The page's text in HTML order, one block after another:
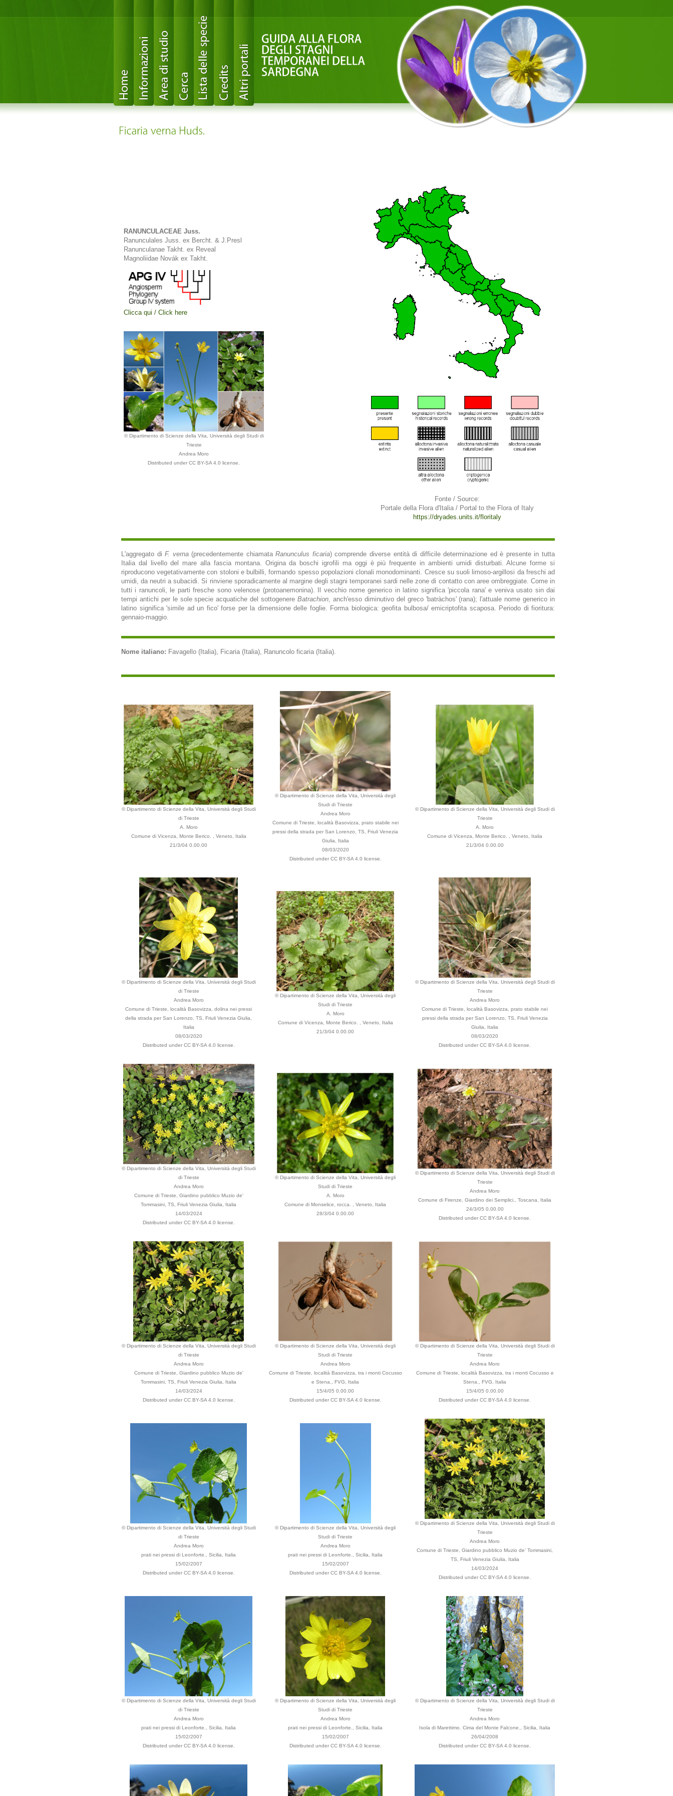
RANUNCULACEAE Juss.
Ranunculales Juss. ex Bercht. & J.Presl
Ranunculanae Takht. ex Reveal
Magnoliidae Novák ex Takht.
Clicca qui / Click here
© Dipartimento di Scienze della Vita, Università degli Studi di
Trieste
Andrea Moro
Distributed under CC BY-SA 4.0 license.
Fonte / Source:
Portale della Flora d'Italia / Portal to the Flora of Italy
https://dryades.units.it/floritaly
L'aggregato diF. verna(precedentemente chiamataRanunculus ficaria) comprende diverse entità di difficile determinazione ed è presente in tutta
Italia dal livello del mare alla fascia montana. Origina da boschi igrofili ma oggi è più frequente in ambienti umidi disturbati. Alcune forme si
riproducono vegetativamente con stoloni e bulbilli, formando spesso popolazioni clonali monodominanti. Cresce su suoli limoso-argillosi da freschi ad
umidi, da neutri a subacidi. Si rinviene sporadicamente al margine degli stagni temporanei sardi nelle zone di contatto con aree ombreggiate. Come in
tutti i ranuncoli, le parti fresche sono velenose (protoanemonina). Il vecchio nome generico in latino significa 'piccola rana' e veniva usato sin dai
tempi antichi per le sole specie acquatiche del sottogenereBatrachion, anch'esso diminutivo del greco 'batràchos' (rana); l'attuale nome generico in
latino significa 'simile ad un fico' forse per la dimensione delle foglie. Forma biologica: geofita bulbosa/ emicriptofita scaposa. Periodo di fioritura:
gennaio-maggio.
Nome italiano: Favagello (Italia), Ficaria (Italia), Ranuncolo ficaria (Italia).
© Dipartimento di Scienze della Vita, Università degli Studi
di Trieste
A. Moro
Comune di Vicenza, Monte Berico. , Veneto, Italia
21/3/04 0.00.00
© Dipartimento di Scienze della Vita, Università degli
Studi di Trieste
Andrea Moro
Comune di Trieste, località Basovizza, prato stabile nei
pressi della strada per San Lorenzo, TS, Friuli Venezia
Giulia, Italia
08/03/2020
Distributed under CC BY-SA 4.0 license.
© Dipartimento di Scienze della Vita, Università degli Studi di
Trieste
A. Moro
Comune di Vicenza, Monte Berico. , Veneto, Italia
21/3/04 0.00.00
© Dipartimento di Scienze della Vita, Università degli Studi
di Trieste
Andrea Moro
Comune di Trieste, località Basovizza, dolina nei pressi
della strada per San Lorenzo, TS, Friuli Venezia Giulia,
Italia
08/03/2020
Distributed under CC BY-SA 4.0 license.
© Dipartimento di Scienze della Vita, Università degli
Studi di Trieste
A. Moro
Comune di Vicenza, Monte Berico. , Veneto, Italia
21/3/04 0.00.00
© Dipartimento di Scienze della Vita, Università degli Studi di
Trieste
Andrea Moro
Comune di Trieste, località Basovizza, prato stabile nei
pressi della strada per San Lorenzo, TS, Friuli Venezia
Giulia, Italia
08/03/2020
Distributed under CC BY-SA 4.0 license.
© Dipartimento di Scienze della Vita, Università degli Studi
di Trieste
Andrea Moro
Comune di Trieste, Giardino pubblico Muzio de'
Tommasini, TS, Friuli Venezia Giulia, Italia
14/03/2024
Distributed under CC BY-SA 4.0 license.
© Dipartimento di Scienze della Vita, Università degli
Studi di Trieste
A. Moro
Comune di Monselice, rocca. , Veneto, Italia
28/3/04 0.00.00
© Dipartimento di Scienze della Vita, Università degli Studi di
Trieste
Andrea Moro
Comune di Firenze, Giardino dei Semplici., Toscana, Italia
24/3/05 0.00.00
Distributed under CC BY-SA 4.0 license.
© Dipartimento di Scienze della Vita, Università degli Studi
di Trieste
Andrea Moro
Comune di Trieste, Giardino pubblico Muzio de'
Tommasini, TS, Friuli Venezia Giulia, Italia
14/03/2024
Distributed under CC BY-SA 4.0 license.
© Dipartimento di Scienze della Vita, Università degli
Studi di Trieste
Andrea Moro
Comune di Trieste, località Basovizza, tra i monti Cocusso
e Stena., FVG, Italia
15/4/05 0.00.00
Distributed under CC BY-SA 4.0 license.
© Dipartimento di Scienze della Vita, Università degli Studi di
Trieste
Andrea Moro
Comune di Trieste, località Basovizza, tra i monti Cocusso e
Stena., FVG, Italia
15/4/05 0.00.00
Distributed under CC BY-SA 4.0 license.
© Dipartimento di Scienze della Vita, Università degli Studi
di Trieste
Andrea Moro
prati nei pressi di Leonforte., Sicilia, Italia
15/02/2007
Distributed under CC BY-SA 4.0 license.
© Dipartimento di Scienze della Vita, Università degli
Studi di Trieste
Andrea Moro
prati nei pressi di Leonforte., Sicilia, Italia
15/02/2007
Distributed under CC BY-SA 4.0 license.
© Dipartimento di Scienze della Vita, Università degli Studi di
Trieste
Andrea Moro
Comune di Trieste, Giardino pubblico Muzio de' Tommasini,
TS, Friuli Venezia Giulia, Italia
14/03/2024
Distributed under CC BY-SA 4.0 license.
© Dipartimento di Scienze della Vita, Università degli Studi
di Trieste
Andrea Moro
prati nei pressi di Leonforte., Sicilia, Italia
15/02/2007
Distributed under CC BY-SA 4.0 license.
© Dipartimento di Scienze della Vita, Università degli
Studi di Trieste
Andrea Moro
prati nei pressi di Leonforte., Sicilia, Italia
15/02/2007
Distributed under CC BY-SA 4.0 license.
© Dipartimento di Scienze della Vita, Università degli Studi di
Trieste
Andrea Moro
Isola di Marettimo. Cima del Monte Falcone., Sicilia, Italia
26/04/2008
Distributed under CC BY-SA 4.0 license.